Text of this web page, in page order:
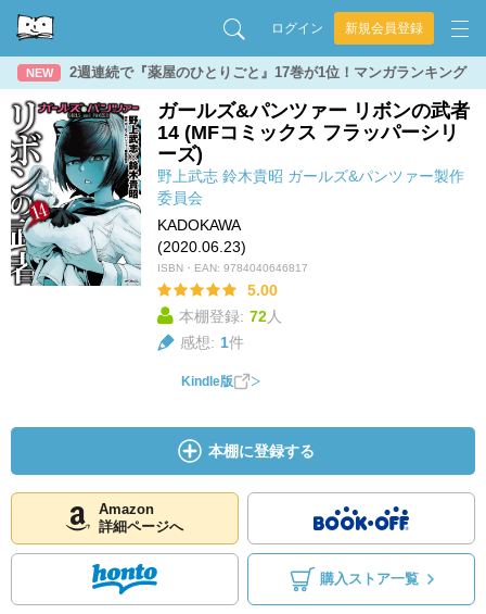
ログイン 新規会員登録
NEW 2週連続で『薬屋のひとりごと』17巻が1位！マンガランキング
ガールズ&パンツァー リボンの武者
14 (MFコミックス フラッパーシリ
ーズ)
野上武志 鈴木貴昭 ガールズ&パンツァー製作
委員会
KADOKAWA
(2020.06.23)
ISBN・EAN: 9784040646817
5.00
本棚登録: 72人
感想: 1件
Kindle版
本棚に登録する
Amazon
詳細ページへ
購入ストア一覧